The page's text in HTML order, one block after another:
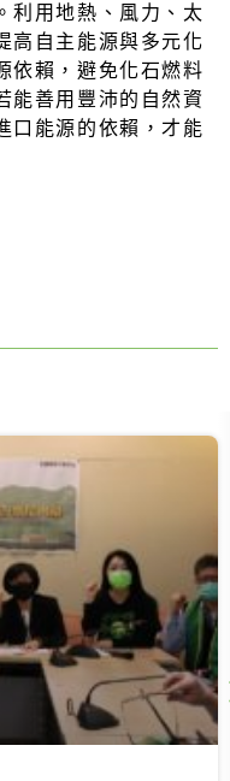
利用地熱、風力、太
高自主能源與多元化
依賴，避免化石燃料
能善用豐沛的自然資
口能源的依賴，才能